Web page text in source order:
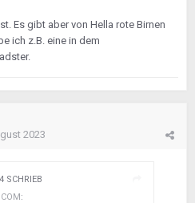
Es gibt aber von Hella rote Birnen
ich z.B. eine in dem
2023
SCHRIEB
: